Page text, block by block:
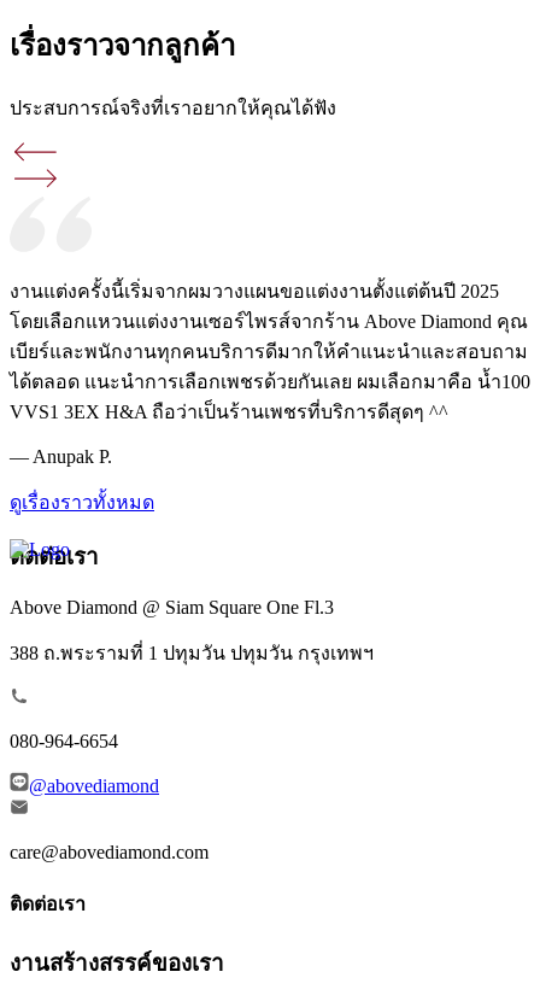
เรื่องราวจากลูกค้า
ประสบการณ์จริงที่เราอยากให้คุณได้ฟัง
งานแต่งครั้งนี้เริ่มจากผมวางแผนขอแต่งงานตั้งแต่ต้นปี 2025
โดยเลือกแหวนแต่งงานเซอร์ไพรส์จากร้าน Above Diamond คุณ
เบียร์และพนักงานทุกคนบริการดีมากให้คำแนะนำและสอบถาม
ได้ตลอด แนะนำการเลือกเพชรด้วยกันเลย ผมเลือกมาคือ นํ้า100
VVS1 3EX H&A ถือว่าเป็นร้านเพชรที่บริการดีสุดๆ ^^
— Anupak P.
ดูเรื่องราวทั้งหมด
ติดต่อเรา
Above Diamond @ Siam Square One Fl.3
388 ถ.พระรามที่ 1 ปทุมวัน ปทุมวัน กรุงเทพฯ
080-964-6654
@abovediamond
care@abovediamond.com
ติดต่อเรา
งานสร้างสรรค์ของเรา